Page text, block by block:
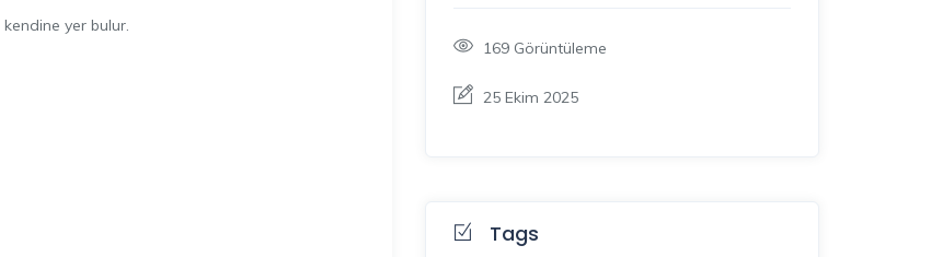
kendine yer bulur.
169 Görüntüleme
25 Ekim 2025
Tags